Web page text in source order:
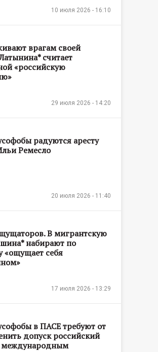
10 июля 2026 - 16:10
врагам своей
считает
«российскую
29 июля 2026 - 14:20
радуются аресту
Ремесло
20 июля 2026 - 11:40
В мигрантскую
набирают по
«ощущает себя
17 июля 2026 - 13:29
в ПАСЕ требуют от
допуск российский
международным